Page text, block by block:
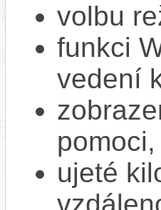
volbu
funkci
vedení
ujeté